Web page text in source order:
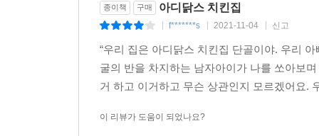
종이책 구매 아디닭스 치킨집
f*******s 2021-11-04 신고
“우리 집은 아디닭스 치킨집 단골이야. 우리
굴의 반을 차지하는 남자아이가 나를 쏘아보
거 하고 이거하고 무슨 상관인지 모르겠어요.
이 리뷰가 도움이 되었나요?